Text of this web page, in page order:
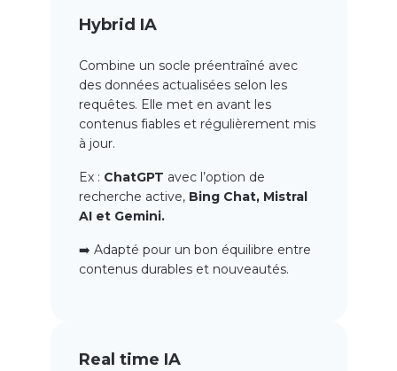
Hybrid IA
Combine un socle préentraîné avec
des données actualisées selon les
requêtes. Elle met en avant les
contenus fiables et régulièrement mis
à jour.
Ex : ChatGPT avec l’option de
recherche active, Bing Chat, Mistral
AI et Gemini.
➡️ Adapté pour un bon équilibre entre
contenus durables et nouveautés.
Real time IA